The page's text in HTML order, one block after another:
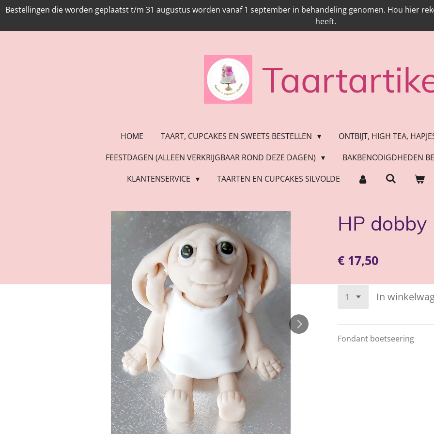
Ga
naar
Bestellingen die worden geplaatst t/m 31 augustus worden vanaf 1 september in behandeling genomen. Hou hier
heeft.
HOME TAART, CUPCAKES EN SWEETS BESTELLEN
ONTBIJT, HIGH TEA,
FEESTDAGEN (ALLEEN VERKRIJGBAAR ROND DEZE DAGEN)
BAKBENODIGDHEDEN
KLANTENSERVICE
TAARTEN EN CUPCAKES SILVOLDE
HP dobby
€ 17,50
In
Fondant boetseering